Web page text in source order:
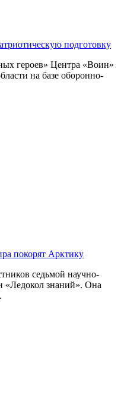
подготовку
героев» Центра «Воин»
на базе оборонно-
покорят Арктику
седьмой научно-
«Ледокол знаний». Она